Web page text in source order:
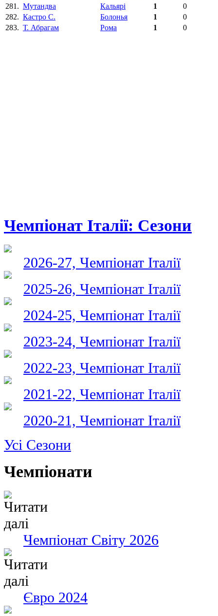
281. Мутандва Кальярі 1
0
282. Кастро С. Болонья 1
0
283. Т. Абрагам Рома 1 0
Чемпіонат Італії: Сезони
2026-27, Чемпіонат Італії
2025-26, Чемпіонат Італії
2024-25, Чемпіонат Італії
2023-24, Чемпіонат Італії
2022-23, Чемпіонат Італії
2021-22, Чемпіонат Італії
2020-21, Чемпіонат Італії
Усі Сезони
Чемпіонати
Чемпіонат Світу 2026
Євро 2024